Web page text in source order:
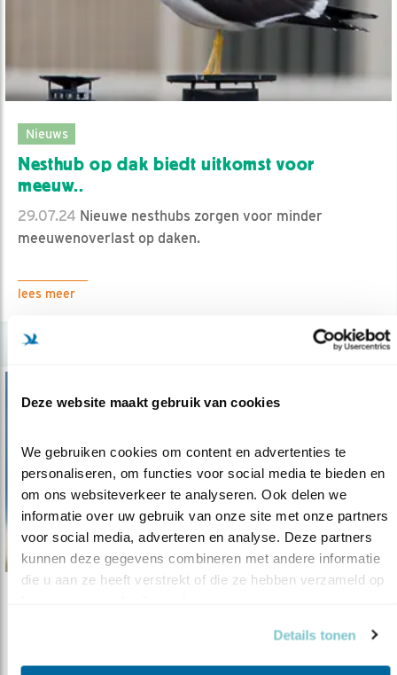
Deze website maakt gebruik van cookies
We gebruiken cookies om content en advertenties te
personaliseren, om functies voor social media te bieden en
om ons websiteverkeer te analyseren. Ook delen we
informatie over uw gebruik van onze site met onze partners
voor social media, adverteren en analyse. Deze partners
kunnen deze gegevens combineren met andere informatie
die u aan ze heeft verstrekt of die ze hebben verzameld op
Details tonen
Nieuws
Nesthub op dak biedt uitkomst voor
meeuw..
29.07.24 Nieuwe nesthubs zorgen voor minder
meeuwenoverlast op daken.
lees meer
Bruine Bank wordt Natura 2000-gebied
04.11.20Vogelbescherming tekende met succes